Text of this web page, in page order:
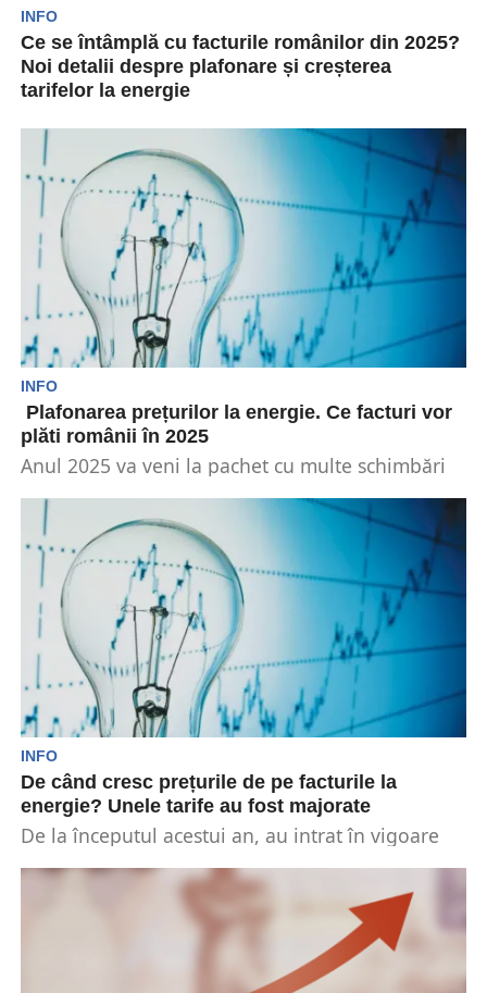
INFO
Ce se întâmplă cu facturile românilor din 2025?
Noi detalii despre plafonare și creșterea
tarifelor la energie
Se pare că noul an va veni la...
INFO
Plafonarea prețurilor la energie. Ce facturi vor
plăti românii în 2025
Anul 2025 va veni la pachet cu multe schimbări
Energiei analizează...
INFO
De când cresc prețurile de pe facturile la
energie? Unele tarife au fost majorate
De la începutul acestui an, au intrat în vigoare